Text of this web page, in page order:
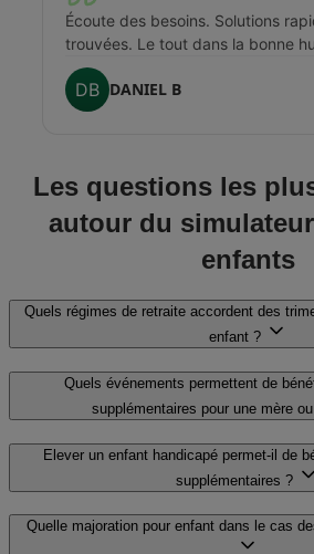
Écoute des besoins. Solutions
trouvées. Le tout dans la bonne
DB DANIEL B
Les questions les
autour du
enfants
Quels régimes de retraite accordent des
enfant ?
Quels événements permettent de
supplémentaires pour une mère
Elever un enfant handicapé permet-il de
supplémentaires ?
Quelle majoration pour enfant dans le cas